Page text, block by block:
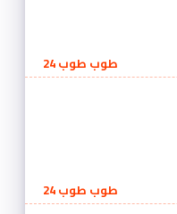
طوب طوب 24
طوب طوب 24